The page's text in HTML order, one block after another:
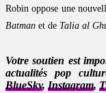
Robin oppose une
Batman et de Talia al
Votre soutien est
actualités pop
BlueSky, Instagram,